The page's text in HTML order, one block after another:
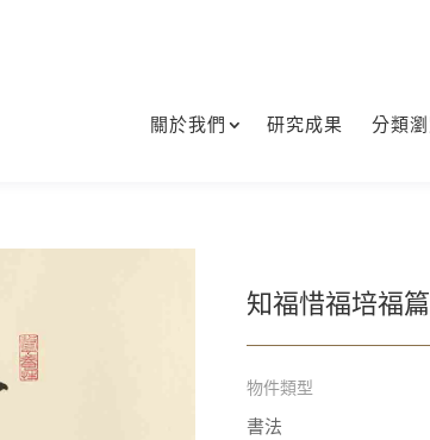
關於我們 研究成果 分類
知福惜福培福篇
物件類型
書法